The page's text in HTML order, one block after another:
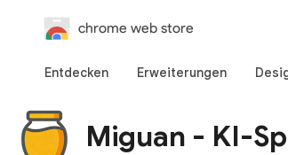
chrome web store
Entdecken Erweiterungen
Miguan - KI-